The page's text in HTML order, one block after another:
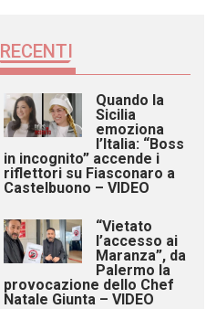
RECENTI
Quando la
Sicilia
emoziona
l’Italia: “Boss
in incognito” accende i
riflettori su Fiasconaro a
Castelbuono – VIDEO
“Vietato
l’accesso ai
Maranza”, da
Palermo la
provocazione dello Chef
Natale Giunta – VIDEO